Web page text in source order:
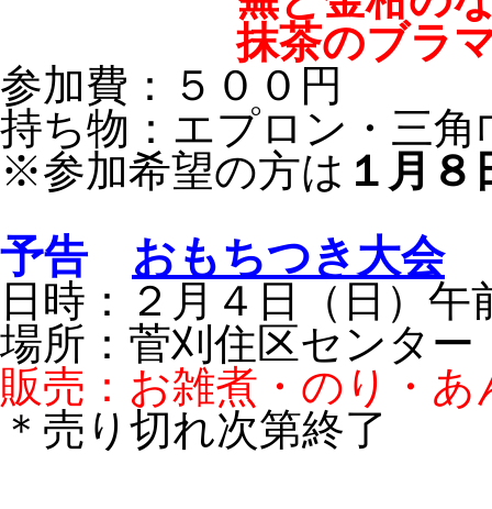
抹茶のブラマン
参加費：５００円
持ち物：エプロン・三角
※参加希望の方は １月８
予告 おもちつき大会
日時：２月４日（日）午
場所：菅刈住区センタ
販売：お雑煮・のり・
＊売り切れ次第終了